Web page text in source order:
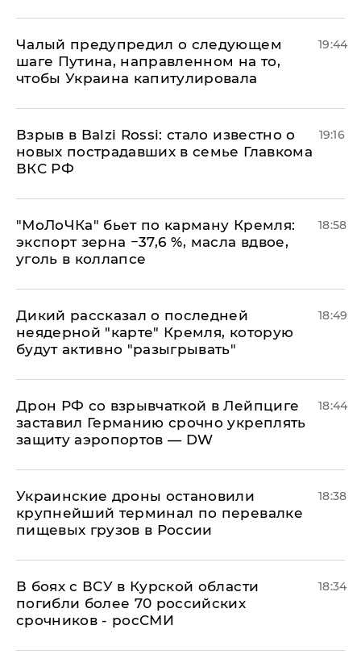
Чалый предупредил о следующем
шаге Путина, направленном на то,
чтобы Украина капитулировала
19:44
Взрыв в Balzi Rossi: стало известно о
новых пострадавших в семье Главкома
ВКС РФ
19:16
​"МоЛоЧКа" бьет по карману Кремля:
экспорт зерна −37,6 %, масла вдвое,
уголь в коллапсе
18:58
Дикий рассказал о последней
неядерной "карте" Кремля, которую
будут активно "разыгрывать"
18:49
​Дрон РФ со взрывчаткой в Лейпциге
заставил Германию срочно укреплять
защиту аэропортов — DW
18:44
Украинские дроны остановили
крупнейший терминал по перевалке
пищевых грузов в России
18:38
В боях с ВСУ в Курской области
погибли более 70 российских
срочников - росСМИ
18:34